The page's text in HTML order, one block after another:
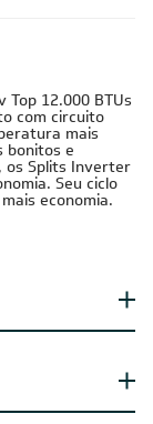
12.000 BTUs
com circuito
mais
bonitos e
os Splits Inverter
Seu ciclo
economia.